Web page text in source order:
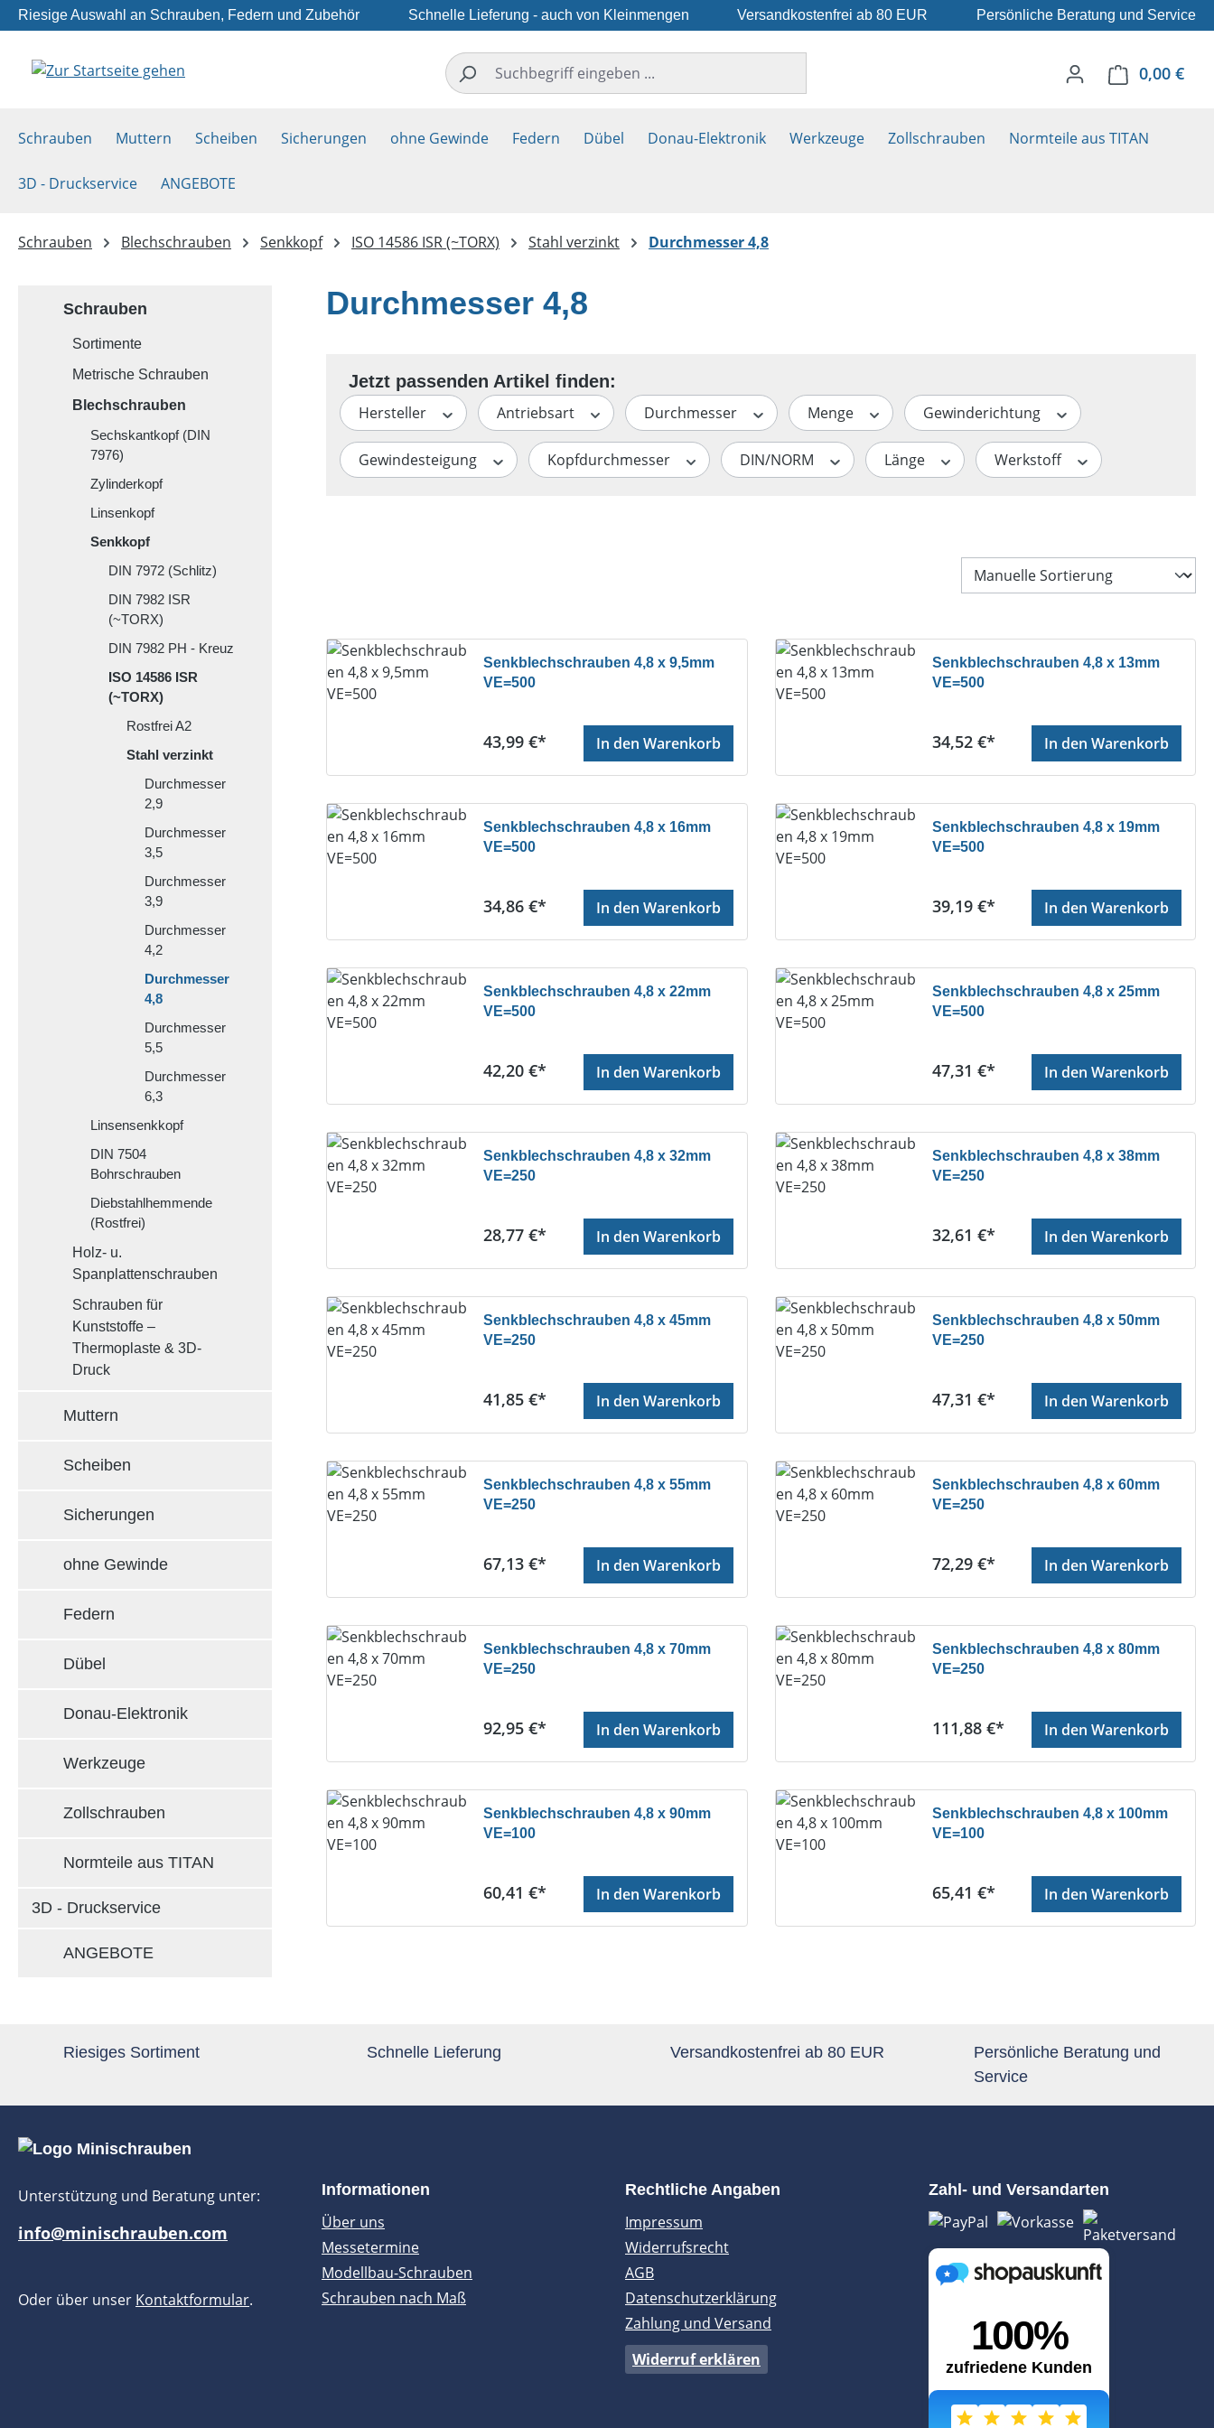
Hauptinhalt springen
Zur Suche springen
Zur Hauptnavigation springen
Riesige Auswahl an Schrauben, Federn und Zubehör Schnelle Lieferung - auch von Kleinmengen Versandkostenfrei ab 80 EUR Persönliche Beratung und Service
0,00 €
Schrauben Muttern Scheiben Sicherungen ohne Gewinde Federn Dübel Donau-Elektronik Werkzeuge Zollschrauben Normteile aus TITAN
3D - Druckservice ANGEBOTE
Schrauben Blechschrauben Senkkopf ISO 14586 ISR (~TORX) Stahl verzinkt Durchmesser 4,8
Schrauben
Sortimente
Metrische Schrauben
Blechschrauben
Sechskantkopf (DIN
7976)
Zylinderkopf
Linsenkopf
Senkkopf
DIN 7972 (Schlitz)
DIN 7982 ISR
(~TORX)
DIN 7982 PH - Kreuz
ISO 14586 ISR
(~TORX)
Rostfrei A2
Stahl verzinkt
Durchmesser
2,9
Durchmesser
3,5
Durchmesser
3,9
Durchmesser
4,2
Durchmesser
4,8
Durchmesser
5,5
Durchmesser
6,3
Linsensenkkopf
DIN 7504
Bohrschrauben
Diebstahlhemmende
(Rostfrei)
Holz- u.
Spanplattenschrauben
Schrauben für
Kunststoffe –
Thermoplaste & 3D-
Druck
Muttern
Scheiben
Sicherungen
ohne Gewinde
Federn
Dübel
Donau-Elektronik
Werkzeuge
Zollschrauben
Normteile aus TITAN
3D - Druckservice
ANGEBOTE
Durchmesser 4,8
Hersteller Antriebsart Durchmesser Menge Gewinderichtung
Gewindesteigung Kopfdurchmesser DIN/NORM Länge Werkstoff
Senkblechschrauben 4,8 x 9,5mm
VE=500
Regulärer Preis:
43,99 €* In den Warenkorb
Senkblechschrauben 4,8 x 13mm
VE=500
Regulärer Preis:
34,52 €* In den Warenkorb
Senkblechschrauben 4,8 x 16mm
VE=500
Regulärer Preis:
34,86 €* In den Warenkorb
Senkblechschrauben 4,8 x 19mm
VE=500
Regulärer Preis:
39,19 €* In den Warenkorb
Senkblechschrauben 4,8 x 22mm
VE=500
Regulärer Preis:
42,20 €* In den Warenkorb
Senkblechschrauben 4,8 x 25mm
VE=500
Regulärer Preis:
47,31 €* In den Warenkorb
Senkblechschrauben 4,8 x 32mm
VE=250
Regulärer Preis:
28,77 €* In den Warenkorb
Senkblechschrauben 4,8 x 38mm
VE=250
Regulärer Preis:
32,61 €* In den Warenkorb
Senkblechschrauben 4,8 x 45mm
VE=250
Regulärer Preis:
41,85 €* In den Warenkorb
Senkblechschrauben 4,8 x 50mm
VE=250
Regulärer Preis:
47,31 €* In den Warenkorb
Senkblechschrauben 4,8 x 55mm
VE=250
Regulärer Preis:
67,13 €* In den Warenkorb
Senkblechschrauben 4,8 x 60mm
VE=250
Regulärer Preis:
72,29 €* In den Warenkorb
Senkblechschrauben 4,8 x 70mm
VE=250
Regulärer Preis:
92,95 €* In den Warenkorb
Senkblechschrauben 4,8 x 80mm
VE=250
Regulärer Preis:
111,88 €* In den Warenkorb
Senkblechschrauben 4,8 x 90mm
VE=100
Regulärer Preis:
60,41 €* In den Warenkorb
Senkblechschrauben 4,8 x 100mm
VE=100
Regulärer Preis:
65,41 €* In den Warenkorb
Riesiges Sortiment Schnelle Lieferung Versandkostenfrei ab 80 EUR
Persönliche Beratung und
Service
Unterstützung und Beratung unter:
info@minischrauben.com
Oder über unser Kontaktformular.
Informationen
Über uns
Messetermine
Modellbau-Schrauben
Schrauben nach Maß
Rechtliche Angaben
Impressum
Widerrufsrecht
AGB
Datenschutzerklärung
Zahlung und Versand
Widerruf erklären
Zahl- und Versandarten